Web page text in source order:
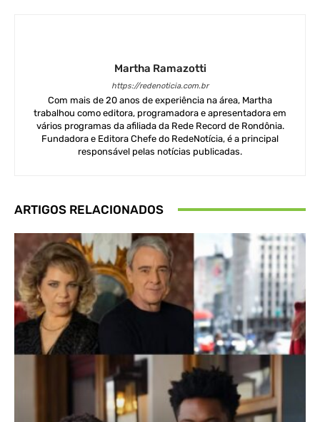
Martha Ramazotti
https://redenoticia.com.br
Com mais de 20 anos de experiência na área, Martha
trabalhou como editora, programadora e apresentadora em
vários programas da afiliada da Rede Record de Rondônia.
Fundadora e Editora Chefe do RedeNotícia, é a principal
responsável pelas notícias publicadas.
ARTIGOS RELACIONADOS